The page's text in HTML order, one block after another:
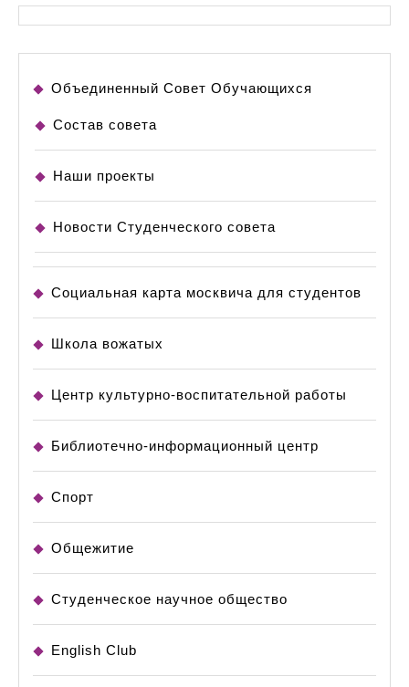
Объединенный Совет Обучающихся
Состав совета
Наши проекты
Новости Студенческого совета
Социальная карта москвича для студентов
Школа вожатых
Центр культурно-воспитательной работы
Библиотечно-информационный центр
Спорт
Общежитие
Студенческое научное общество
English Club